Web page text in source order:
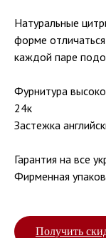
Натуральные
форме
каждой паре
Фурнитура
24к
Застежка
Гарантия на все
Фирменная
Получить